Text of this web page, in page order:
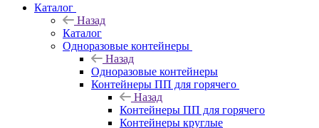
Каталог
Назад
Каталог
Одноразовые контейнеры
Назад
Одноразовые контейнеры
Контейнеры ПП для горячего
Назад
Контейнеры ПП для горячего
Контейнеры круглые